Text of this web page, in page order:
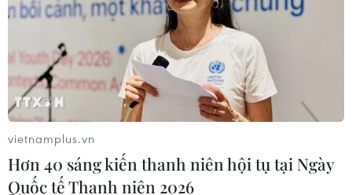
vietnamplus.vn
Hơn 40 sáng kiến thanh niên hội tụ tại Ngày
Quốc tế Thanh niên 2026